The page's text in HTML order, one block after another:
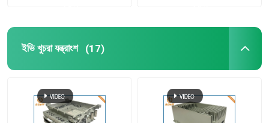
দ্রুত প্রোটোটাইপিং পরিষেবা
ইভি খুচরা যন্ত্রাংশ (17)